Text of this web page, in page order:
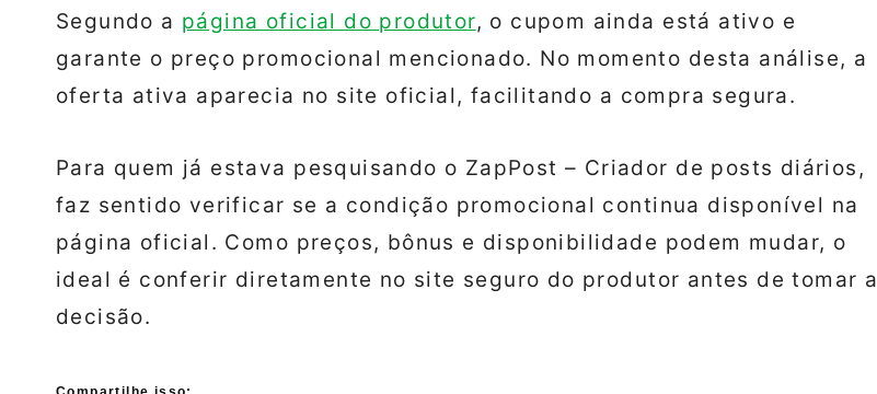
Segundo a página oficial do produtor, o cupom ainda está ativo e
garante o preço promocional mencionado. No momento desta análise, a
oferta ativa aparecia no site oficial, facilitando a compra segura.
Para quem já estava pesquisando o ZapPost – Criador de posts diários,
faz sentido verificar se a condição promocional continua disponível na
página oficial. Como preços, bônus e disponibilidade podem mudar, o
ideal é conferir diretamente no site seguro do produtor antes de tomar a
decisão.